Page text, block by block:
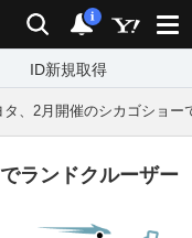
検索 通知
i
ID新規取得
タ、2月開催のシカゴショ
ランドクルーザー